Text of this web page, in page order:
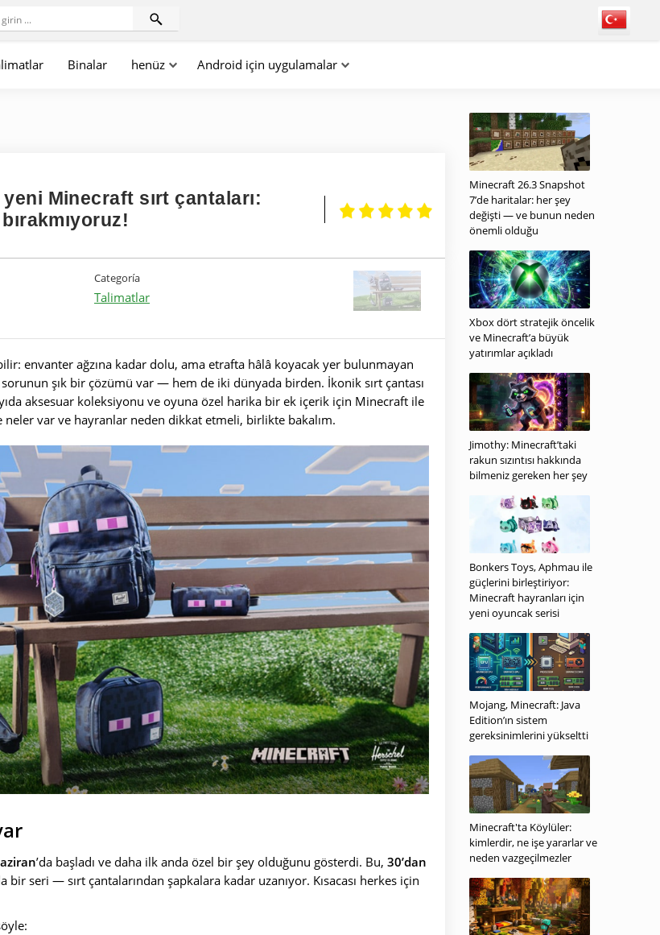
Binalar henüz Android için uygulamalar
Minecraft sırt çantaları:
Categoría
Talimatlar
envanter ağzına kadar dolu, ama etrafta hâlâ koyacak yer bulunmayan
şık bir çözümü var — hem de iki dünyada birden. İkonik sırt çantası
aksesuar koleksiyonu ve oyuna özel harika bir ek içerik için Minecraft ile
var ve hayranlar neden dikkat etmeli, birlikte bakalım.
’da başladı ve daha ilk anda özel bir şey olduğunu gösterdi. Bu, 30’dan
bir seri — sırt çantalarından şapkalara kadar uzanıyor. Kısacası herkes için
Minecraft 26.3 Snapshot
7’de haritalar: her şey
değişti — ve bunun neden
önemli olduğu
Xbox dört stratejik öncelik
ve Minecraft’a büyük
yatırımlar açıkladı
Jimothy: Minecraft’taki
rakun sızıntısı hakkında
bilmeniz gereken her şey
Bonkers Toys, Aphmau ile
güçlerini birleştiriyor:
Minecraft hayranları için
yeni oyuncak serisi
Mojang, Minecraft: Java
Edition’ın sistem
gereksinimlerini yükseltti
Minecraft'ta Köylüler:
kimlerdir, ne işe yararlar ve
neden vazgeçilmezler